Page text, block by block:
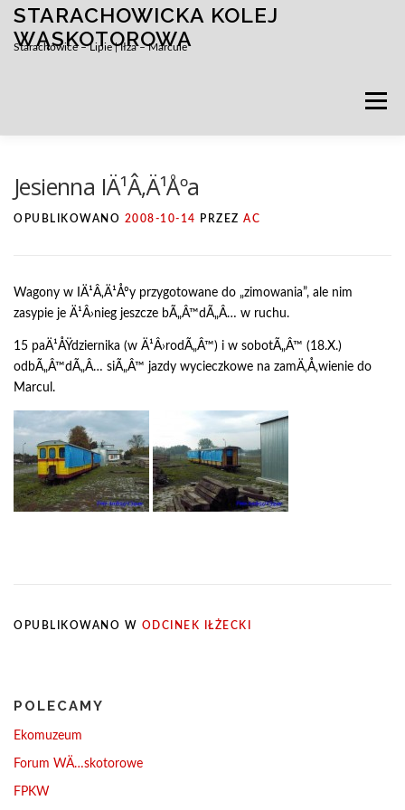
Przejdź
treści
STARACHOWICKA KOLEJ
WĄSKOTOROWA
Starachowice – Lipie | Iłża – Marcule
Menu
Jesienna IÄ¹Â‚Ä¹Åºa
OPUBLIKOWANO 2008-10-14 PRZEZ AC
Wagony w IÄ¹Â‚Ä¹Åºy przygotowane do „zimowania”, ale nim
zasypie je Ä¹Â›nieg jeszcze bÃ„Â™dÃ„Â… w ruchu.
15 paÄ¹ÅŸdziernika (w Ä¹Â›rodÃ„Â™) i w sobotÃ„Â™ (18.X.)
odbÃ„Â™dÃ„Â… siÃ„Â™ jazdy wycieczkowe na zamÄ‚Å‚wienie do
Marcul.
OPUBLIKOWANO W ODCINEK IŁŻECKI
POLECAMY
Ekomuzeum
Forum WÄ…skotorowe
FPKW